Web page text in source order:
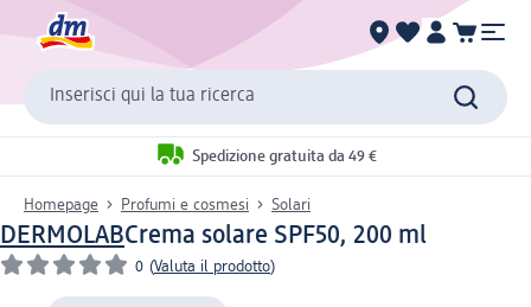
Inserisci qui la tua ricerca
Spedizione gratuita da 49 €
Homepage Profumi e cosmesi Solari
DERMOLABCrema solare SPF50, 200 ml
0 (Valuta il prodotto)